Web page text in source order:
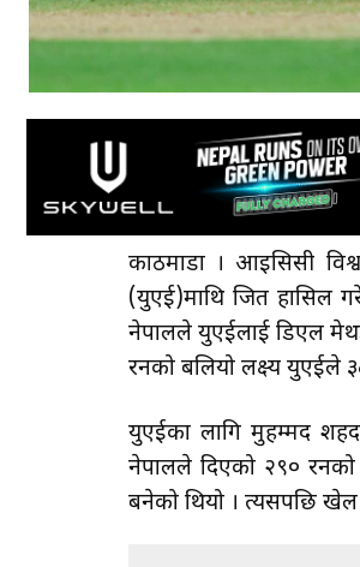
काठमाडौँ । आइसिसी
(युएई)माथि जित हासिल
नेपालले युएईलाई डिएल
रनको बलियो लक्ष्य युएईले
युएईका लागि मुहम्मद
नेपालले दिएको २९०
बनेको थियो । त्यसपछि